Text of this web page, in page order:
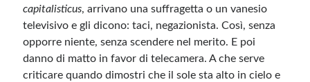
capitalisticus, arrivano una suffragetta o un vanesio
televisivo e gli dicono: taci, negazionista. Così, senza
opporre niente, senza scendere nel merito. E poi
danno di matto in favor di telecamera. A che serve
criticare quando dimostri che il sole sta alto in cielo e